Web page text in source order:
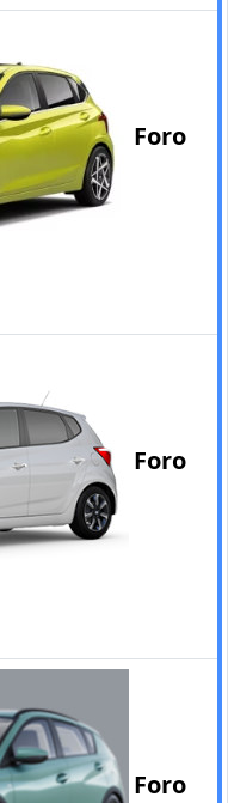
Foro
Foro
Foro